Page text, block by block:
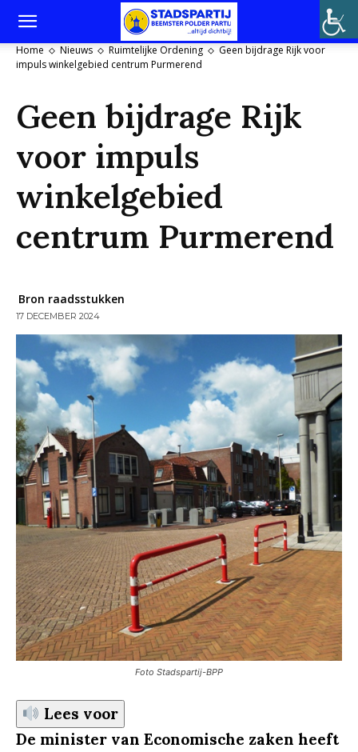
Home Nieuws Ruimtelijke Ordening
Geen bijdrage Rijk voor
impuls winkelgebied centrum Purmerend
Geen bijdrage Rijk
voor impuls
winkelgebied
centrum Purmerend
Bron raadsstukken
17 DECEMBER 2024
Foto Stadspartij-BPP
Lees voor
De minister van Economische zaken heeft